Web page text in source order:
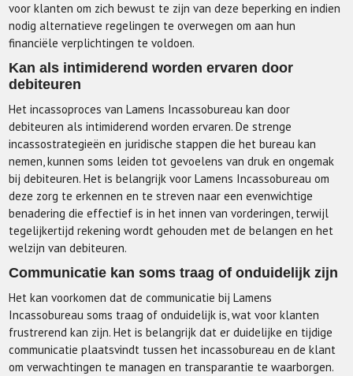
voor klanten om zich bewust te zijn van deze beperking en indien
nodig alternatieve regelingen te overwegen om aan hun
financiële verplichtingen te voldoen.
Kan als intimiderend worden ervaren door
debiteuren
Het incassoproces van Lamens Incassobureau kan door
debiteuren als intimiderend worden ervaren. De strenge
incassostrategieën en juridische stappen die het bureau kan
nemen, kunnen soms leiden tot gevoelens van druk en ongemak
bij debiteuren. Het is belangrijk voor Lamens Incassobureau om
deze zorg te erkennen en te streven naar een evenwichtige
benadering die effectief is in het innen van vorderingen, terwijl
tegelijkertijd rekening wordt gehouden met de belangen en het
welzijn van debiteuren.
Communicatie kan soms traag of onduidelijk zijn
Het kan voorkomen dat de communicatie bij Lamens
Incassobureau soms traag of onduidelijk is, wat voor klanten
frustrerend kan zijn. Het is belangrijk dat er duidelijke en tijdige
communicatie plaatsvindt tussen het incassobureau en de klant
om verwachtingen te managen en transparantie te waarborgen.